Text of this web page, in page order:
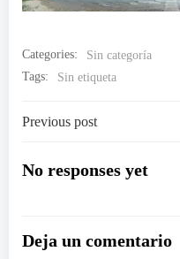
Categories:
Sin categoría
Tags:
Sin etiqueta
Navegación
por
Previous post
No responses yet
Deja un comentario